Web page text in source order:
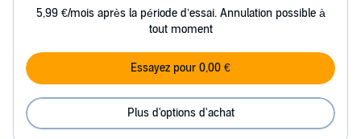
5,99 €/mois après la période d’essai. Annulation possible à
tout moment
Essayez pour 0,00 €
Plus d'options d'achat